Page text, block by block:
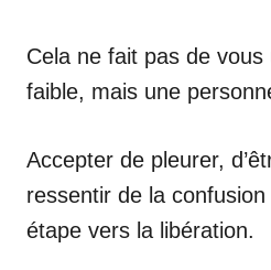
Cela ne fait pas de vous
faible, mais une
Accepter de pleurer,
ressentir de la
étape vers la libération.